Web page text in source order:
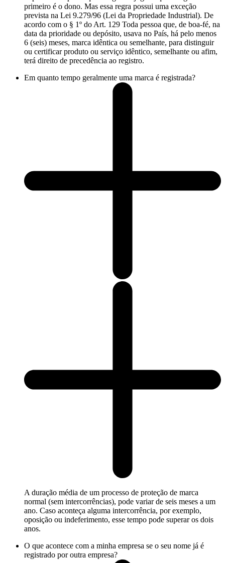
primeiro é o dono. Mas essa regra possui uma exceção
prevista na Lei 9.279/96 (Lei da Propriedade Industrial). De
acordo com o § 1º do Art. 129 Toda pessoa que, de boa-fé, na
data da prioridade ou depósito, usava no País, há pelo menos
6 (seis) meses, marca idêntica ou semelhante, para distinguir
ou certificar produto ou serviço idêntico, semelhante ou afim,
terá direito de precedência ao registro.
Em quanto tempo geralmente uma marca é registrada?
A duração média de um processo de proteção de marca
normal (sem intercorrências), pode variar de seis meses a um
ano. Caso aconteça alguma intercorrência, por exemplo,
oposição ou indeferimento, esse tempo pode superar os dois
anos.
O que acontece com a minha empresa se o seu nome já é
registrado por outra empresa?